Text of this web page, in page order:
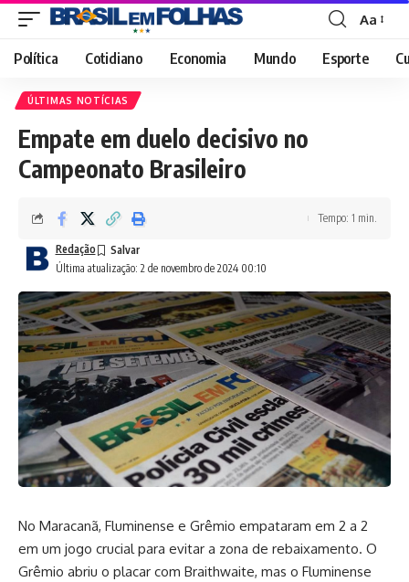
Font
Resizer
Aa
Política Cotidiano Economia Mundo Esporte
ÚLTIMAS NOTÍCIAS
Empate em duelo decisivo no
Campeonato Brasileiro
Última atualização: 2 de novembro de 2024 00:10
Redação
Tempo: 1 min.
No Maracanã, Fluminense e Grêmio empataram em 2 a 2
em um jogo crucial para evitar a zona de rebaixamento. O
Grêmio abriu o placar com Braithwaite, mas o Fluminense